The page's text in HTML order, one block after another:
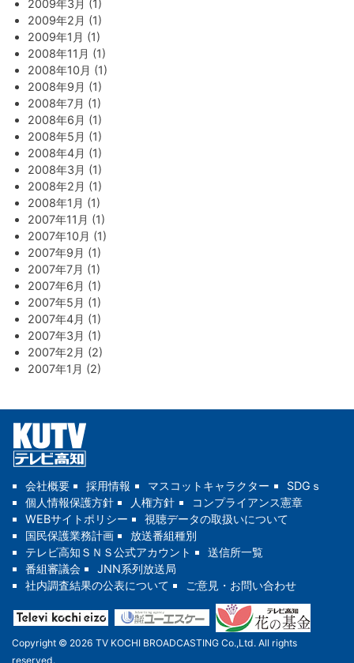
2009年3月 (1)
2009年2月 (1)
2009年1月 (1)
2008年11月 (1)
2008年10月 (1)
2008年9月 (1)
2008年7月 (1)
2008年6月 (1)
2008年5月 (1)
2008年4月 (1)
2008年3月 (1)
2008年2月 (1)
2008年1月 (1)
2007年11月 (1)
2007年10月 (1)
2007年9月 (1)
2007年7月 (1)
2007年6月 (1)
2007年5月 (1)
2007年4月 (1)
2007年3月 (1)
2007年2月 (2)
2007年1月 (2)
会社概要 採用情報 マスコットキャラクター
SDGｓ
個人情報保護方針
人権方針
コンプライアンス憲章
WEBサイトポリシー
視聴データの取扱いについて
国民保護業務計画
放送番組種別
テレビ高知ＳＮＳ公式アカウント
送信所一覧
番組審議会
JNN系列放送局
社内調査結果の公表について
ご意見・お問い合わせ
Copyright © 2026 TV KOCHI BROADCASTING Co.,Ltd. All rights
reserved.